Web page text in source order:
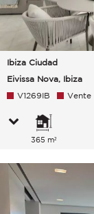
Ibiza Ciudad
Eivissa Nova, Ibiza
V1269IB Vente
365 m²